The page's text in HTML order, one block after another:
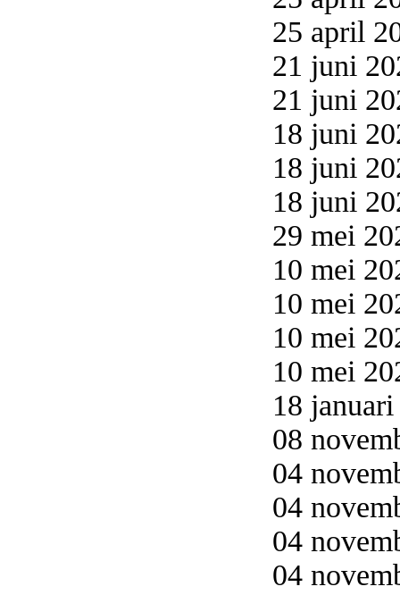
25 april
21 juni
21 juni
18 juni
18 juni
18 juni
29 mei
10 mei
10 mei
10 mei
10 mei
18
08
04
04
04
04